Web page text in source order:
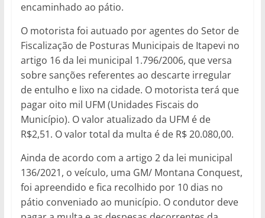
encaminhado ao pátio.
O motorista foi autuado por agentes do Setor de
Fiscalização de Posturas Municipais de Itapevi no
artigo 16 da lei municipal 1.796/2006, que versa
sobre sanções referentes ao descarte irregular
de entulho e lixo na cidade. O motorista terá que
pagar oito mil UFM (Unidades Fiscais do
Município). O valor atualizado da UFM é de
R$2,51. O valor total da multa é de R$ 20.080,00.
Ainda de acordo com a artigo 2 da lei municipal
136/2021, o veículo, uma GM/ Montana Conquest,
foi apreendido e fica recolhido por 10 dias no
pátio conveniado ao município. O condutor deve